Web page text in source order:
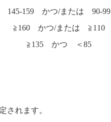
145-159 かつ/または 90-99
≧160 かつ/または ≧110
≧135 かつ ＜85
されます。